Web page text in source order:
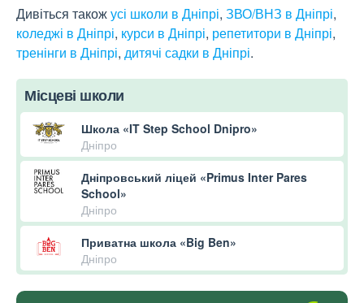
Дивіться такожусі школи в Дніпрі, ЗВО/ВНЗ в Дніпрі,
коледжі в Дніпрі, курси в Дніпрі, репетитори в Дніпрі,
тренінги в Дніпрі, дитячі садки в Дніпрі.
Місцеві школи
Школа «IT Step School Dnipro»
Дніпро
Дніпровський ліцей «Primus Inter Pares
School»
Дніпро
Приватна школа «Big Ben»
Дніпро